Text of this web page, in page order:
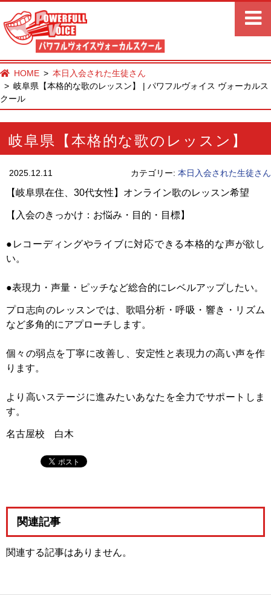
HOME
本日入会された生徒さん
岐阜県【本格的な歌のレッスン】 | パワフルヴォイス ヴォーカルス
クール
岐阜県【本格的な歌のレッスン】
2025.12.11 カテゴリー: 本日入会された生徒さん
【岐阜県在住、30代女性】オンライン歌のレッスン希望
【入会のきっかけ：お悩み・目的・目標】
●レコーディングやライブに対応できる本格的な声が欲し
い。
●表現力・声量・ピッチなど総合的にレベルアップしたい。
プロ志向のレッスンでは、歌唱分析・呼吸・響き・リズム
など多角的にアプローチします。
個々の弱点を丁寧に改善し、安定性と表現力の高い声を作
ります。
より高いステージに進みたいあなたを全力でサポートしま
す。
名古屋校 白木
関連記事
関連する記事はありません。